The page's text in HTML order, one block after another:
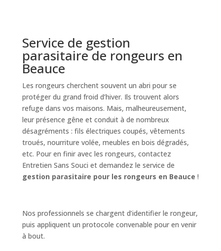
Service de gestion
parasitaire de rongeurs en
Beauce
Les rongeurs cherchent souvent un abri pour se
protéger du grand froid d’hiver. Ils trouvent alors
refuge dans vos maisons. Mais, malheureusement,
leur présence gêne et conduit à de nombreux
désagréments : fils électriques coupés, vêtements
troués, nourriture volée, meubles en bois dégradés,
etc. Pour en finir avec les rongeurs, contactez
Entretien Sans Souci et demandez le service de
gestion parasitaire pour les rongeurs en Beauce !
Nos professionnels se chargent d’identifier le rongeur,
puis appliquent un protocole convenable pour en venir
à bout.